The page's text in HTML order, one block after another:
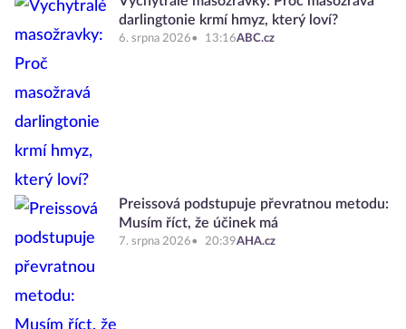
darlingtonie krmí hmyz, který loví?
6. srpna 2026 13:16ABC.cz
Preissová podstupuje převratnou metodu:
Musím říct, že účinek má
7. srpna 2026 20:39AHA.cz